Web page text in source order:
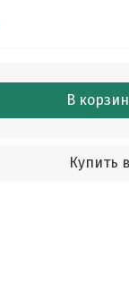
В
Купить